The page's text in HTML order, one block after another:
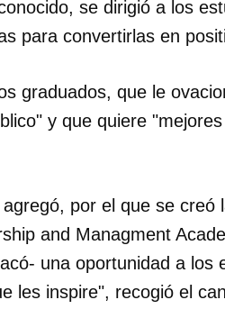
se dirigió a los
para convertirlas en
graduados, que le
y que quiere
por el que se creó
and Managment
una oportunidad a los
les inspire", recogió el